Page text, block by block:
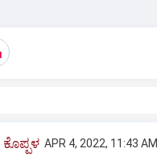
ಕೊಪ್ಪಳ APR 4, 2022, 11:43